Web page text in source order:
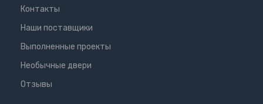
Контакты
Наши поставщики
Выполненные проекты
Необычные двери
Отзывы